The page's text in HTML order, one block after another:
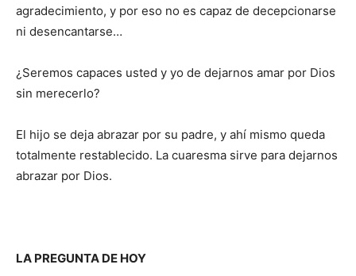
agradecimiento, y por eso no es capaz de decepcionarse
ni desencantarse…
¿Seremos capaces usted y yo de dejarnos amar por Dios
sin mere­cerlo?
El hijo se deja abrazar por su padre, y ahí mismo queda
totalmente restablecido. La cuaresma sirve para dejarnos
abrazar por Dios.
LA PREGUNTA DE HOY